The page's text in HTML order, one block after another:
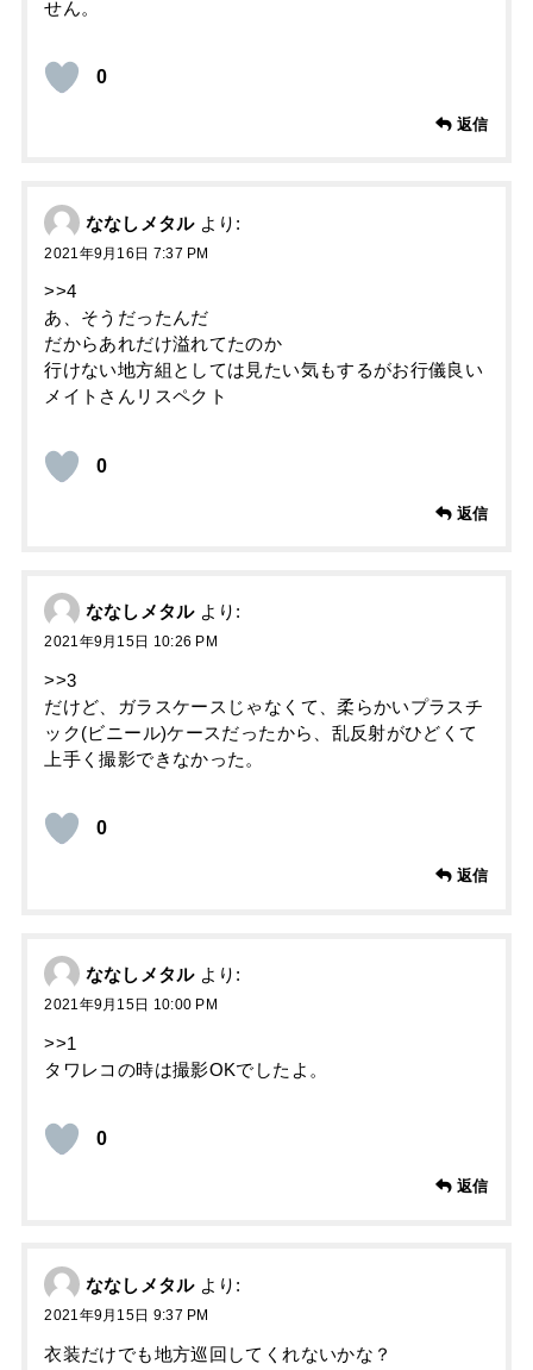
せん。
0
返信
ななしメタル より:
2021年9月16日 7:37 PM
>>4
あ、そうだったんだ
だからあれだけ溢れてたのか
行けない地方組としては見たい気もするがお行儀良い
メイトさんリスペクト
0
返信
ななしメタル より:
2021年9月15日 10:26 PM
>>3
だけど、ガラスケースじゃなくて、柔らかいプラスチ
ック(ビニール)ケースだったから、乱反射がひどくて
上手く撮影できなかった。
0
返信
ななしメタル より:
2021年9月15日 10:00 PM
>>1
タワレコの時は撮影OKでしたよ。
0
返信
ななしメタル より:
2021年9月15日 9:37 PM
衣装だけでも地方巡回してくれないかな？